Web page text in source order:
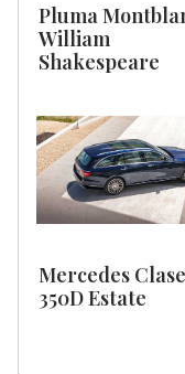
Pluma
William
Shakespeare
Mercedes
350D Estate